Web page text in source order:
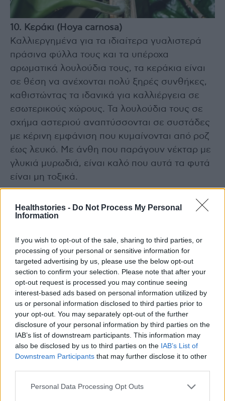
Healthstories - Do Not Process My Personal
Information
If you wish to opt-out of the sale, sharing to third parties, or
processing of your personal or sensitive information for
targeted advertising by us, please use the below opt-out
section to confirm your selection. Please note that after your
opt-out request is processed you may continue seeing
interest-based ads based on personal information utilized by
us or personal information disclosed to third parties prior to
your opt-out. You may separately opt-out of the further
disclosure of your personal information by third parties on the
IAB’s list of downstream participants. This information may
also be disclosed by us to third parties on the IAB’s List of
Downstream Participants that may further disclose it to other
Personal Data Processing Opt Outs
10. Κεράκι (Hoya carnosa)
Καλλιεργημένα για τα ιδιαίτερα γυαλιστερά
πράσινα φύλλα τους και τα υπέροχα
αρωματικά λουλούδια τους, τα κεράκια είναι
σε θέση να ανέχονται πολύ ξηρές συνθήκες,
καθιστώντας τα ιδανικά για καλλιέργεια σε
εσωτερικούς χώρους. Τα λουλούδια τους σε
σχήμα αστεριού αναπτύσσονται σε συστάδες
με κέρινη εμφάνιση που κυμαίνονται από ροζ
έως λευκό. Με άνθη που παράγουν νέκταρ με
γλυκιά μυρωδιά, είναι καλό που αυτά τα φυτά
είναι μη τοξικά.
10 φυτά εσωτερικού χώρου προς
αποφυγή για γάτες και σκύλους
1.Aloe Vera